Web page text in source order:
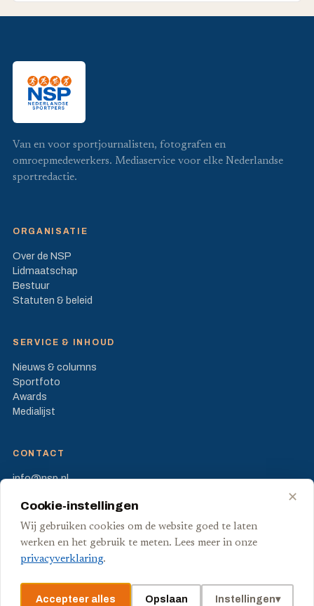
Van en voor sportjournalisten, fotografen en
omroepmedewerkers. Mediaservice voor elke Nederlandse
sportredactie.
ORGANISATIE
Over de NSP
Lidmaatschap
Bestuur
Statuten & beleid
SERVICE & INHOUD
Nieuws & columns
Sportfoto
Awards
Medialijst
CONTACT
info@nsp.nl
2595 BM Den Haag
✕
Cookie-instellingen
Wij gebruiken cookies om de website goed te laten
werken en het gebruik te meten. Lees meer in onze
privacyverklaring.
Accepteer alles Opslaan Instellingen▾